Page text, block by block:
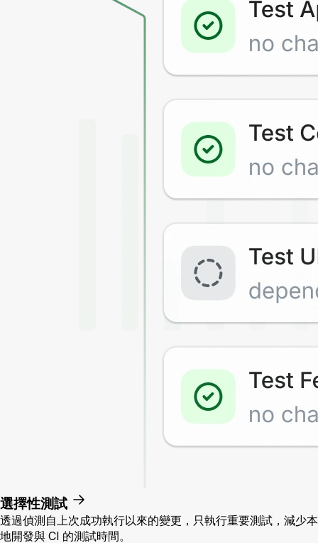
選擇性測試
透過偵測自上次成功執行以來的變更，只執行重要測試，減少本
地開發與 CI 的測試時間。